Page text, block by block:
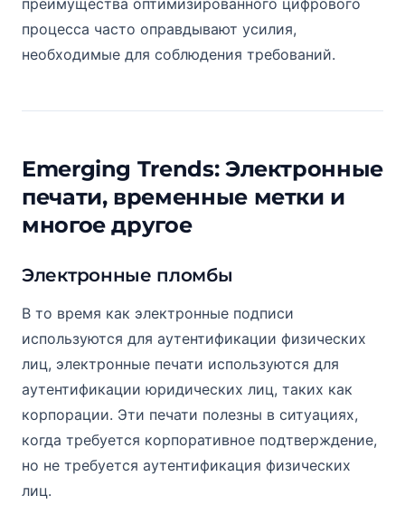
преимущества оптимизированного цифрового
процесса часто оправдывают усилия,
необходимые для соблюдения требований.
Emerging Trends: Электронные
печати, временные метки и
многое другое
Электронные пломбы
В то время как электронные подписи
используются для аутентификации физических
лиц, электронные печати используются для
аутентификации юридических лиц, таких как
корпорации. Эти печати полезны в ситуациях,
когда требуется корпоративное подтверждение,
но не требуется аутентификация физических
лиц.